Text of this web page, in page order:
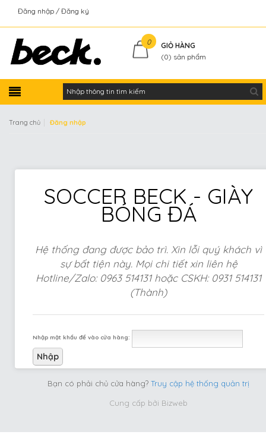
Đăng nhập Đăng ký
0
GIỎ HÀNG
(0) sản phẩm
Trang chủ Đăng nhập
SOCCER BECK - GIÀY
BÓNG ĐÁ
Hệ thống đang được bảo trì. Xin lỗi quý khách vì
sự bất tiện này. Mọi chi tiết xin liên hệ
Hotline/Zalo: 0963 514131 hoặc CSKH: 0931 514131
(Thành)
Nhập mật khẩu để vào cửa hàng:
Bạn có phải chủ cửa hàng? Truy cập hệ thống quản trị
Cung cấp bởi Bizweb